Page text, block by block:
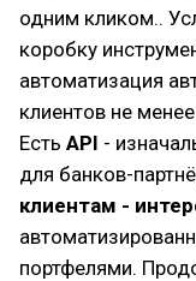
одним кликом..
коробку
автоматизация
клиентов не
Есть API -
для банков-
клиентам -
портфелями.